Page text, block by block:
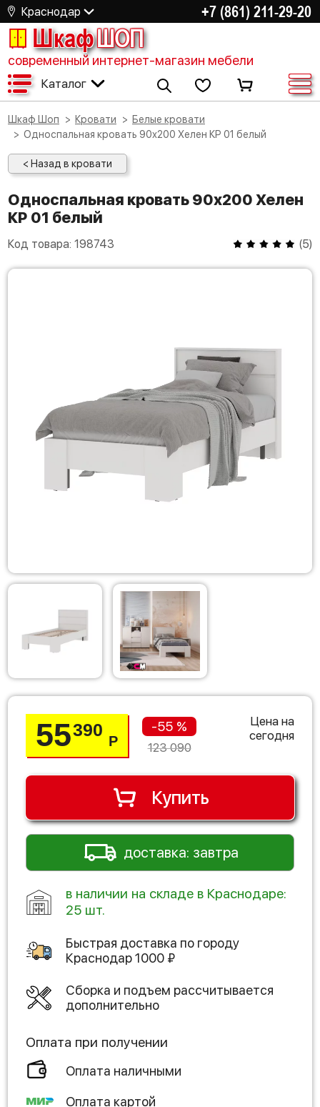
Краснодар +7 (861) 211-29-20
ШкафШОП
современный интернет-магазин мебели
Каталог
Шкаф Шоп Кровати
Белые кровати
Односпальная кровать 90х200 Хелен КР 01 белый
< Назад в кровати
Односпальная кровать 90х200 Хелен
КР 01 белый
Код товара: 198743 (5)
55390
Р
-55 %
123 090
Цена на
сегодня
Купить
доставка: завтра
в наличии на складе в Краснодаре:
25 шт.
Быстрая доставка по городу
Краснодар1000 ₽
Сборка и подъем рассчитывается
дополнительно
Оплата при получении
Оплата наличными
Оплата картой